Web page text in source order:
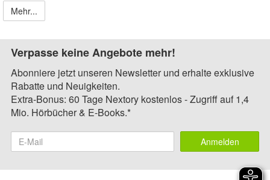
Mehr...
Verpasse keine Angebote mehr!
Abonniere jetzt unseren Newsletter und erhalte exklusive
Rabatte und Neuigkeiten.
Extra-Bonus: 60 Tage Nextory kostenlos - Zugriff auf 1,4
Mio. Hörbücher & E-Books.*
Anmelden